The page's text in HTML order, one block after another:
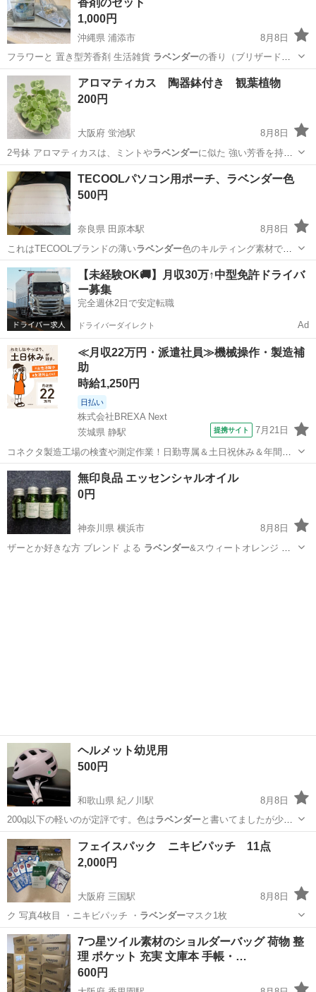
1,000円
沖縄県 浦添市
8月8日
フラワーと 置き型芳香剤 生活雑貨 ラベンダーの香り（ブリザードで
はありません）の…
沖縄 浦添市 インテリア雑貨/小物
アロマティカス 陶器鉢付き 観葉植物
200円
大阪府 蛍池駅
8月8日
2号鉢 アロマティカスは、ミントやラベンダーに似た 強い芳香を持つ
シソ科の多肉質…
大阪 豊中市 家庭用品
TECOOLパソコン用ポーチ、ラベンダー色
500円
奈良県 田原本駅
8月8日
これはTECOOLブランドの薄いラベンダー色のキルティング素材で作
られたバッグ…
奈良 磯城郡 田原本駅 バッグ
【未経験OK🚚】月収30万↑中型免許ドライバ
ー募集
完全週休2日で安定転職
ドライバーダイレクト Ad
≪月収22万円・派遣社員≫機械操作・製造補
助
時給1,250円
日払い
株式会社BREXA Next
茨城県 静駅
提携サイト 7月21日
コネクタ製造工場の検査や測定作業！日勤専属＆土日祝休み＆年間休
日128日★クリーンルーム内作業★マイカー通勤OK＆無料駐車場あり
★就業先食堂利用可！日払い制度あり！《茨城県常陸大宮市》 人気の
工場のお仕事 ◇コネクタ製造工...
茨城 常陸大宮市 静駅
無印良品 エッセンシャルオイル
0円
神奈川県 横浜市
8月8日
ザーとか好きな方 ブレンド よる ラベンダー&スウィートオレンジ レ
ヘルメット幼児用
500円
和歌山県 紀ノ川駅
8月8日
200g以下の軽いのが定評です。色はラベンダーと書いてましたが少し
褪せてうすくなっ…
和歌山 和歌山市 紀ノ川駅 キッズ用品 ヘルメット
フェイスパック ニキビパッチ 11点
2,000円
大阪府 三国駅
8月8日
ク 写真4枚目 ・ニキビパッチ ・ ラベンダーマスク1枚
大阪 大阪市 三国駅 スキンケア
7つ星ツイル素材のショルダーバッグ 荷物 整
理 ポケット 充実 文庫本 手帳・…
600円